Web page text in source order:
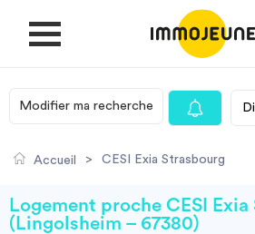
MON COMPTE
Modifier ma recherche
Accueil > CESI Exia Strasbourg
Logement proche CESI
(Lingolsheim – 67380)